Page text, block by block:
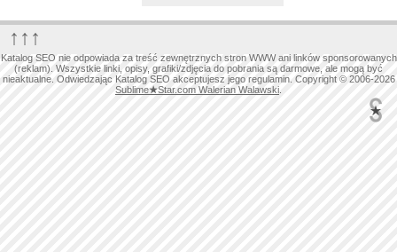
↑↑↑
Katalog SEO nie odpowiada za treść zewnętrznych stron WWW ani linków sponsorowanych
(reklam). Wszystkie linki, opisy, grafiki/zdjęcia do pobrania są darmowe, ale mogą być
nieaktualne. Odwiedzając Katalog SEO akceptujesz jego regulamin. Copyright © 2006-2026
Sublime★Star.com Walerian Walawski